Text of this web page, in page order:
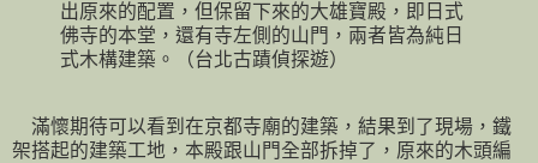
出原來的配置，但保留下來的大雄寶殿，即日式
佛寺的本堂，還有寺左側的山門，兩者皆為純日
式木構建築。（台北古蹟偵探遊）
滿懷期待可以看到在京都寺廟的建築，結果到了現場，鐵
架搭起的建築工地，本殿跟山門全部拆掉了，原來的木頭編